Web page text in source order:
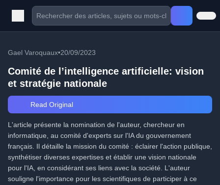
Gael Varoquaux•20/09/2023
Comité de l’intelligence artificielle: vision
et stratégie nationale
Read Original
L'article présente la nomination de l'auteur, chercheur en
informatique, au comité d'experts sur l'IA du gouvernement
français. Il détaille la mission du comité : éclairer l'action publique,
synthétiser diverses expertises et établir une vision nationale
pour l'IA, en considérant ses liens avec la société. L'auteur
souligne l'importance pour les scientifiques de participer à ce